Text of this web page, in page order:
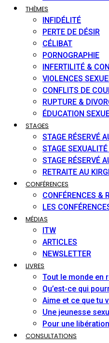
THÈMES
INFIDÉLITÉ
PERTE DE DÉSIR
CÉLIBAT
PORNOGRAPHIE
INFERTILITÉ &
VIOLENCES
CONFLITS DE
RUPTURE &
ÉDUCATION
STAGES
STAGE RÉSERVÉ
STAGE
STAGE RÉSERVÉ
RETRAITE AU
CONFÉRENCES
CONFÉRENCES &
LES
MÉDIAS
ITW
ARTICLES
NEWSLETTER
LIVRES
Tout le monde en
Qu’est-ce qui
Aime et ce que tu
Une jeunesse
Pour une
CONSULTATIONS